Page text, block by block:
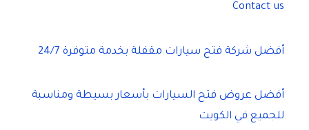
Contact us
أفضل شركة فتح سيارات مقفلة بخدمة متوفرة 24/7
أفضل عروض فتح السيارات بأسعار بسيطة ومناسبة
للجميع في الكويت